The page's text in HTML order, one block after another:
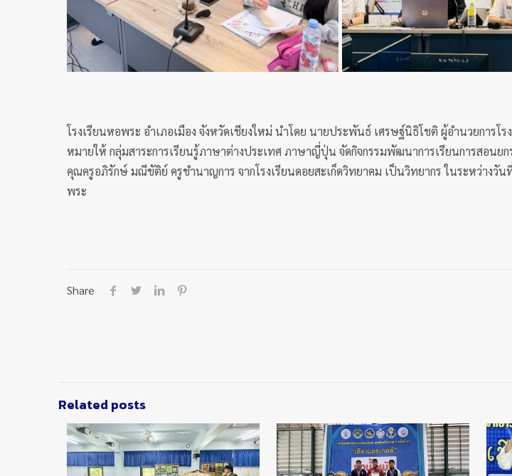
โรงเรียนหอพระ อำเภอเมือง จังหวัดเชียงใหม่ นำโดย นายประพันธ์ เศรษฐ์นิธิโชติ ผู้อำนวยการ
หมายให้ กลุ่มสาระการเรียนรู้ภาษาต่างประเทศ ภาษาญี่ปุ่น จัดกิจกรรมพัฒนาการเรียนการสอน
คุณครูอภิรักษ์ มณีขัติย์ ครูชำนาญการ จากโรงเรียนดอยสะเก็ดวิทยาคม เป็นวิทยากร ในระหว่างวั
พระ
Share
Related posts